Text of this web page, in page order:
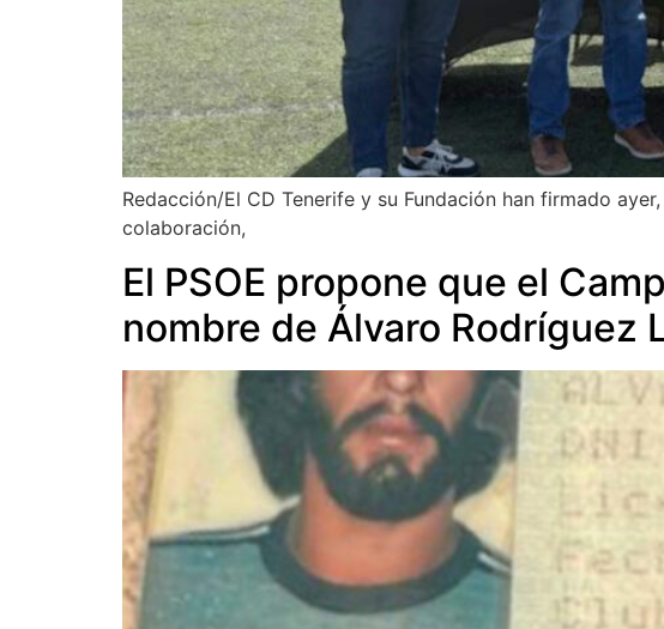
Redacción/El CD Tenerife y su Fundación han firmado
colaboración,
El PSOE propone que el
nombre de Álvaro Rodríguez